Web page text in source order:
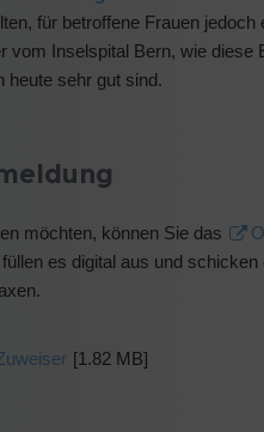
für betroffene Frauen
vom Inselspital Bern, wie
heute sehr gut sind.
möchten, können Sie das
es digital aus und
[1.82 MB]